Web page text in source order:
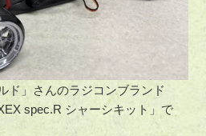
ド」さんのラジコンブランド
spec.R シャーシキット」で